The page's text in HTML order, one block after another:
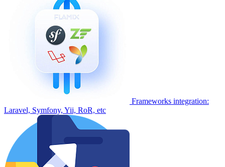
Frameworks integration:
Laravel, Symfony, Yii, RoR, etc